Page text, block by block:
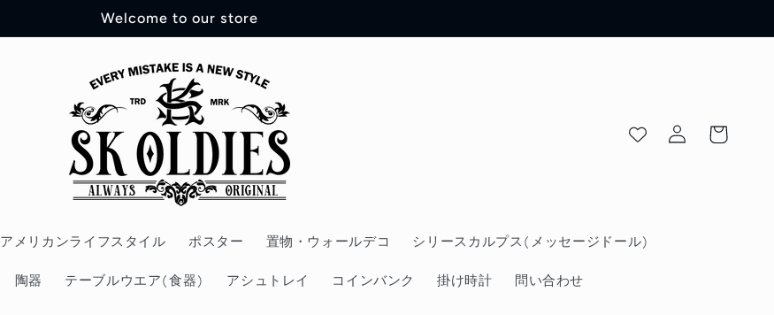
Welcome to our store
アメリカンライフスタイル ポスター 置物・ウォールデコ シリースカルプス(メッセージドール)
陶器 テーブルウエア(食器) アシュトレイ コインバンク 掛け時計 問い合わせ
グ
イ
ー